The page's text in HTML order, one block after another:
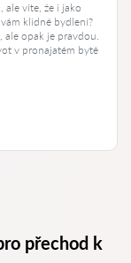
ale víte, že i jako
klidné bydlení?
ale opak je pravdou.
v pronajatém bytě
přechod k